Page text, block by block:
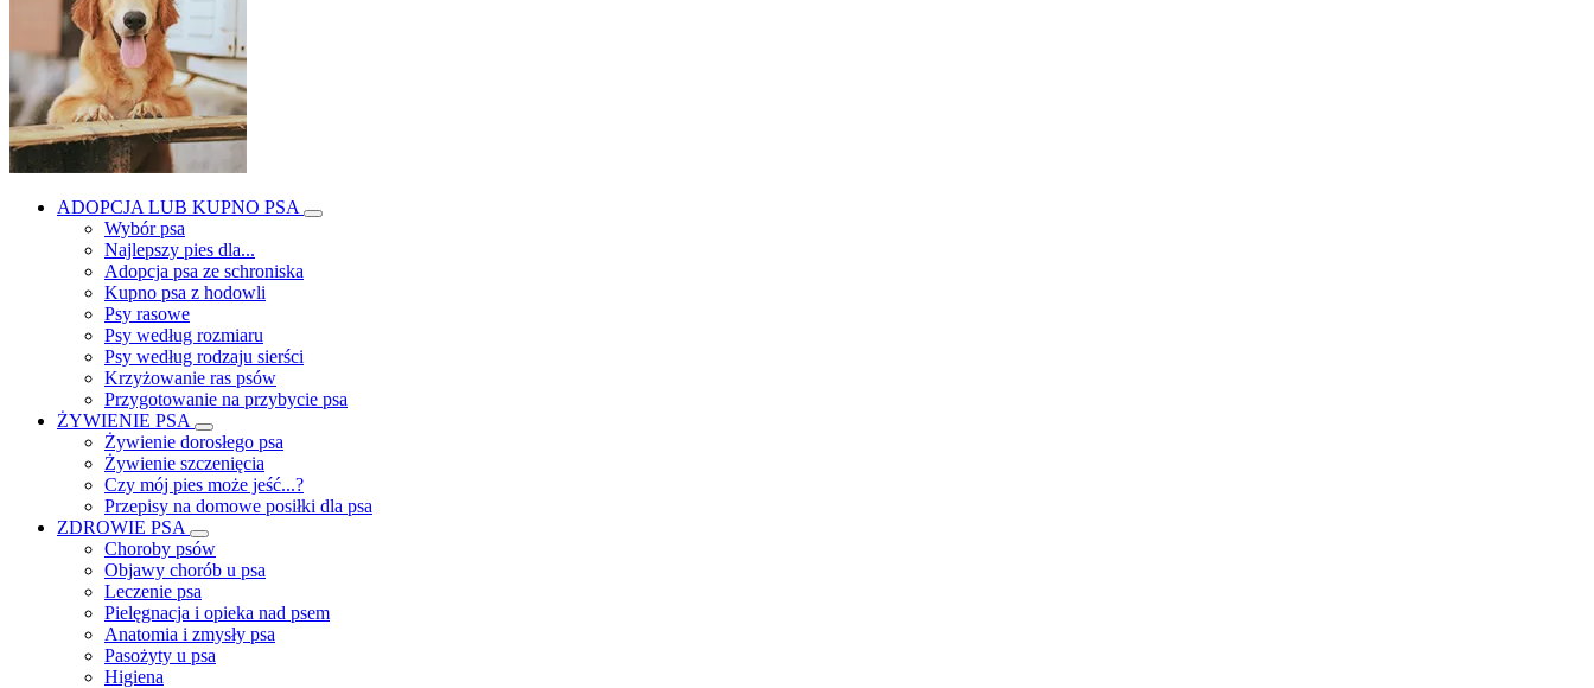
ADOPCJA LUB KUPNO PSA
Wybór psa
Najlepszy pies dla...
Adopcja psa ze schroniska
Kupno psa z hodowli
Psy rasowe
Psy według rozmiaru
Psy według rodzaju sierści
Krzyżowanie ras psów
Przygotowanie na przybycie psa
ŻYWIENIE PSA
Żywienie dorosłego psa
Żywienie szczenięcia
Czy mój pies może jeść...?
Przepisy na domowe posiłki dla psa
ZDROWIE PSA
Choroby psów
Objawy chorób u psa
Leczenie psa
Pielęgnacja i opieka nad psem
Anatomia i zmysły psa
Pasożyty u psa
Higiena